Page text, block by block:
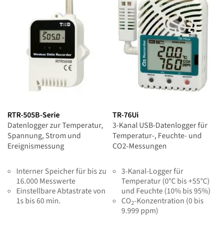
RTR-505B-Serie
Datenlogger zur Temperatur,
Spannung, Strom und
Ereignismessung
Interner Speicher für bis zu
16.000 Messwerte
Einstellbare Abtastrate von
1s bis 60 min.
TR-76Ui
3-Kanal USB-Datenlogger für
Temperatur-, Feuchte- und
CO2-Messungen
3-Kanal-Logger für
Temperatur (0°C bis +55°C)
und Feuchte (10% bis 95%)
CO2-Konzentration (0 bis
9.999 ppm)